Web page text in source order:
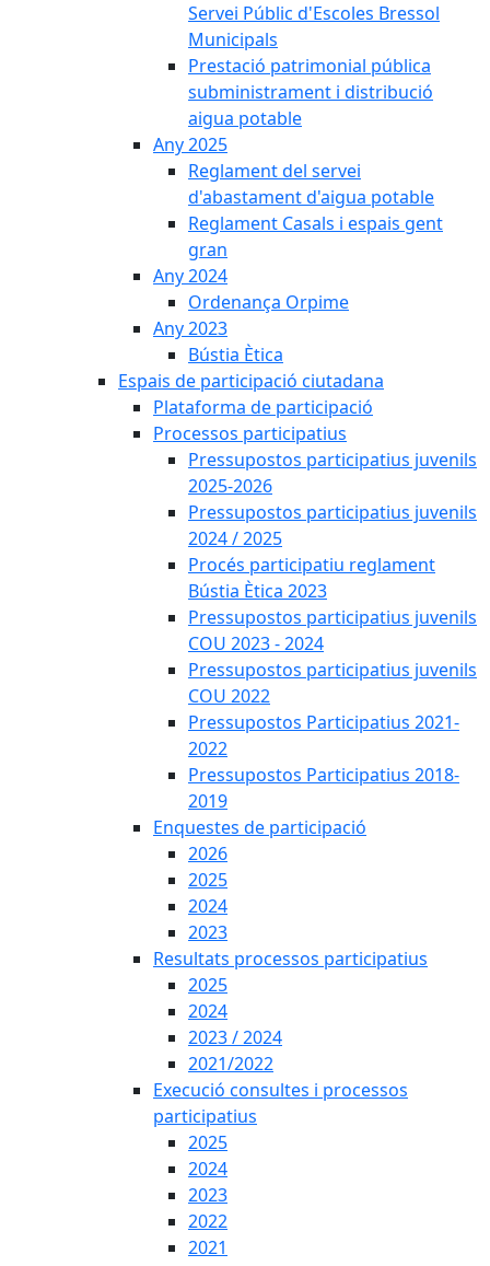
Servei Públic d'Escoles Bressol
Municipals
Prestació patrimonial pública
subministrament i distribució
aigua potable
Any 2025
Reglament del servei
d'abastament d'aigua potable
Reglament Casals i espais gent
gran
Any 2024
Ordenança Orpime
Any 2023
Bústia Ètica
Espais de participació ciutadana
Plataforma de participació
Processos participatius
Pressupostos participatius juvenils
2025-2026
Pressupostos participatius juvenils
2024 / 2025
Procés participatiu reglament
Bústia Ètica 2023
Pressupostos participatius juvenils
COU 2023 - 2024
Pressupostos participatius juvenils
COU 2022
Pressupostos Participatius 2021-
2022
Pressupostos Participatius 2018-
2019
Enquestes de participació
2026
2025
2024
2023
Resultats processos participatius
2025
2024
2023 / 2024
2021/2022
Execució consultes i processos
participatius
2025
2024
2023
2022
2021